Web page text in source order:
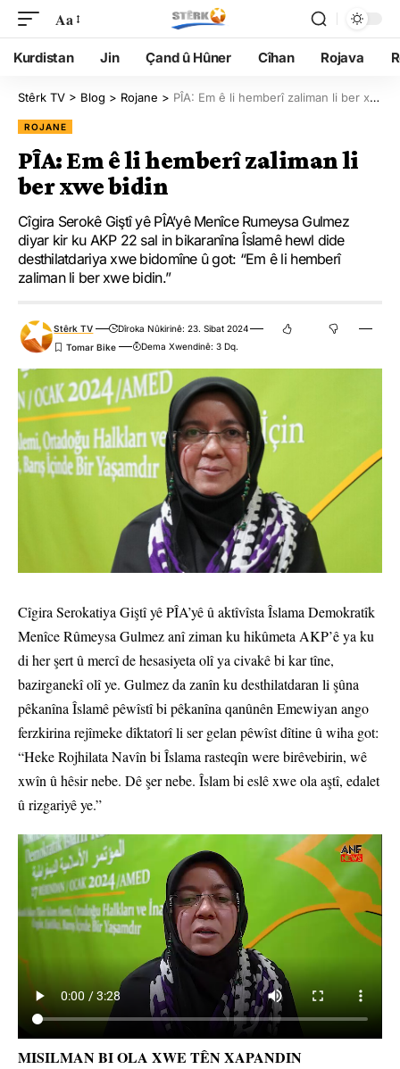
Aa
Kurdistan Jin Çand û Hûner Cîhan Rojava
Stêrk TV > Blog > Rojane > PÎA: Em ê li hemberî zaliman li ber xwe bidin
ROJANE
PÎA: Em ê li hemberî zaliman li
ber xwe bidin
Cîgira Serokê Giştî yê PÎA’yê Menîce Rumeysa Gulmez
diyar kir ku AKP 22 sal in bikaranîna Îslamê hewl dide
desthilatdariya xwe bidomîne û got: “Em ê li hemberî
zaliman li ber xwe bidin.”
Stêrk TV
Dîroka Nûkirinê: 23. Sibat 2024
Dema Xwendinê: 3 Dq.
Cîgira Serokatiya Giştî yê PÎA’yê û aktîvîsta Îslama Demokratîk
Menîce Rûmeysa Gulmez anî ziman ku hikûmeta AKP’ê ya ku
di her şert û mercî de hesasiyeta olî ya civakê bi kar tîne,
bazirganekî olî ye. Gulmez da zanîn ku desthilatdaran li şûna
pêkanîna Îslamê pêwîstî bi pêkanîna qanûnên Emewiyan ango
ferzkirina rejîmeke dîktatorî li ser gelan pêwîst dîtine û wiha got:
“Heke Rojhilata Navîn bi Îslama rasteqîn were birêvebirin, wê
xwîn û hêsir nebe. Dê şer nebe. Îslam bi eslê xwe ola aştî, edalet
û rizgariyê ye.”
MISILMAN BI OLA XWE TÊN XAPANDIN